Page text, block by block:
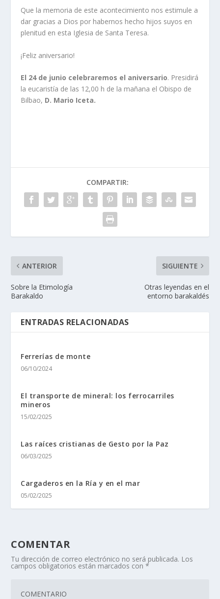
Que la memoria de este acontecimiento nos estimule a
dar gracias a Dios por habernos hecho hijos suyos en
plenitud en esta Iglesia de Santa Teresa.
¡Feliz aniversario!
El 24 de junio celebraremos el aniversario. Presidirá
la eucaristí­a de las 12,00 h de la mañana el Obispo de
Bilbao, D. Mario Iceta.
COMPARTIR:
ANTERIOR
Sobre la Etimologí­a
Barakaldo
SIGUIENTE
Otras leyendas en el
entorno barakaldés
ENTRADAS RELACIONADAS
Ferrerí­as de monte
06/10/2024
El transporte de mineral: los ferrocarriles
mineros
15/02/2025
Las raí­ces cristianas de Gesto por la Paz
06/03/2025
Cargaderos en la Ría y en el mar
05/02/2025
COMENTAR
Tu dirección de correo electrónico no será publicada. Los
campos obligatorios están marcados con*